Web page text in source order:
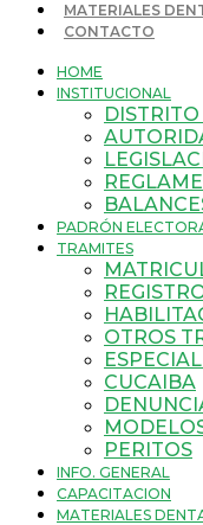
MATERIALES
CONTACTO
HOME
INSTITUCIONAL
DISTRITO
PADRÓN
TRAMITES
OTROS
CUCAIBA
PERITOS
INFO. GENERAL
CAPACITACION
MATERIALES